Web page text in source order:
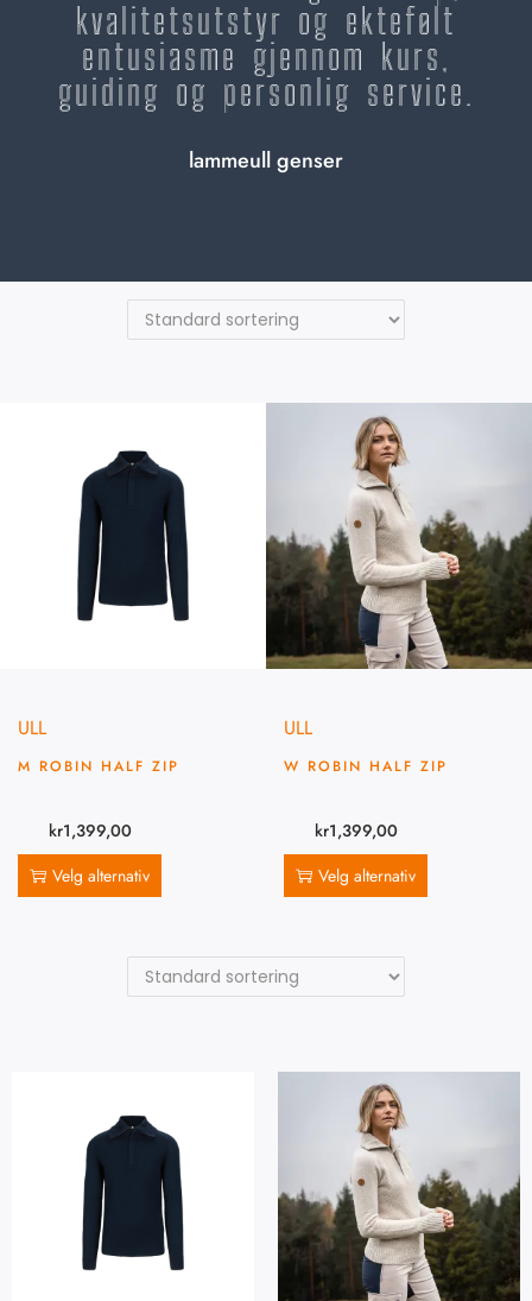
kvalitetsutstyr og ektefølt
entusiasme gjennom kurs,
guiding og personlig service.
lammeull genser
ULL
M ROBIN HALF ZIP
kr1,399,00
Velg alternativ
ULL
W ROBIN HALF ZIP
kr1,399,00
Velg alternativ